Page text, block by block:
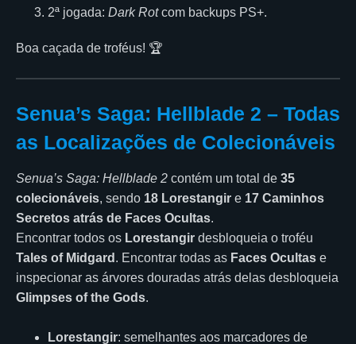
2ª jogada: Dark Rotcom backups PS+.
Boa caçada de troféus! 🏆
Senua’s Saga: Hellblade 2 – Todas
as Localizações de Colecionáveis
Senua’s Saga: Hellblade 2 contém um total de 35
colecionáveis, sendo 18 Lorestangir e 17 Caminhos
Secretos atrás de Faces Ocultas.
Encontrar todos os Lorestangir desbloqueia o troféu
Tales of Midgard . Encontrar todas as Faces Ocultas e
inspecionar as árvores douradas atrás delas desbloqueia
Glimpses of the Gods.
Lorestangir: semelhantes aos marcadores de